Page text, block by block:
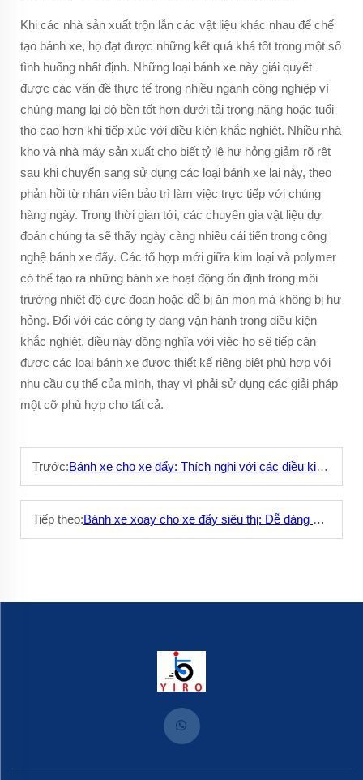
Khi các nhà sản xuất trộn lẫn các vật liệu khác nhau để chế
tạo bánh xe, họ đạt được những kết quả khá tốt trong một số
tình huống nhất định. Những loại bánh xe này giải quyết
được các vấn đề thực tế trong nhiều ngành công nghiệp vì
chúng mang lại độ bền tốt hơn dưới tải trọng nặng hoặc tuổi
thọ cao hơn khi tiếp xúc với điều kiện khắc nghiệt. Nhiều nhà
kho và nhà máy sản xuất cho biết tỷ lệ hư hỏng giảm rõ rệt
sau khi chuyển sang sử dụng các loại bánh xe lai này, theo
phản hồi từ nhân viên bảo trì làm việc trực tiếp với chúng
hàng ngày. Trong thời gian tới, các chuyên gia vật liệu dự
đoán chúng ta sẽ thấy ngày càng nhiều cải tiến trong công
nghệ bánh xe đẩy. Các tổ hợp mới giữa kim loại và polymer
có thể tạo ra những bánh xe hoạt động ổn định trong môi
trường nhiệt độ cực đoan hoặc dễ bị ăn mòn mà không bị hư
hỏng. Đối với các công ty đang vận hành trong điều kiện
khắc nghiệt, điều này đồng nghĩa với việc họ sẽ tiếp cận
được các loại bánh xe được thiết kế riêng biệt phù hợp với
nhu cầu cụ thể của mình, thay vì phải sử dụng các giải pháp
một cỡ phù hợp cho tất cả.
Trước:Bánh xe cho xe đẩy: Thích nghi với các điều kiện mặt đường khác nhau
Tiếp theo:Bánh xe xoay cho xe đẩy siêu thị: Dễ dàng di chuyển trong cửa hàng